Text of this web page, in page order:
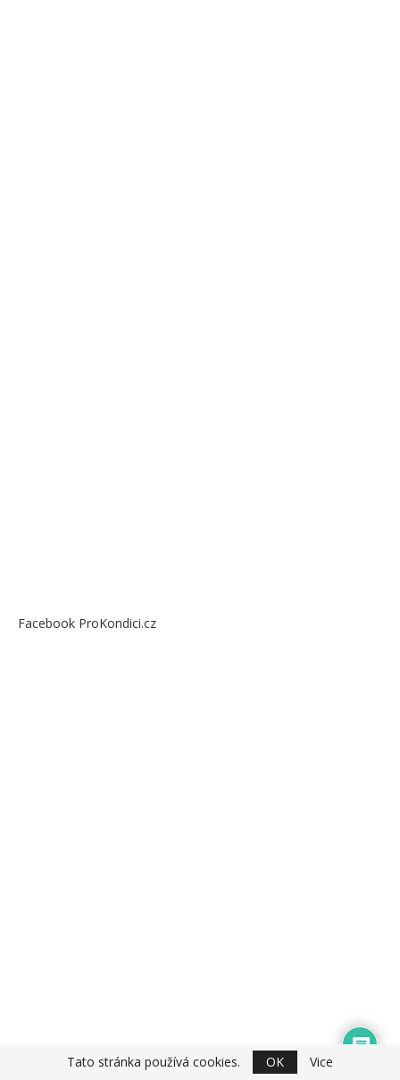
Facebook ProKondici.cz
Tato stránka používá cookies. OK Vice